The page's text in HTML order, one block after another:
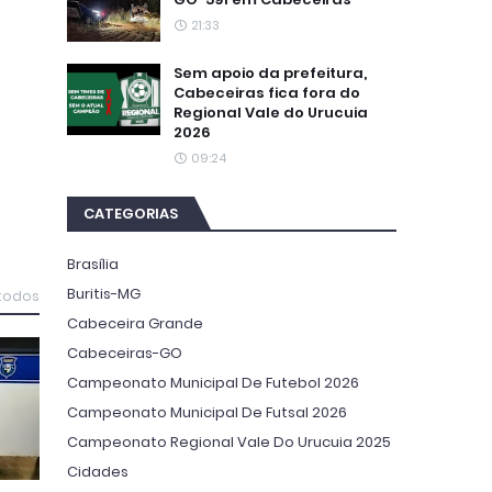
21:33
Sem apoio da prefeitura,
Cabeceiras fica fora do
Regional Vale do Urucuia
2026
09:24
CATEGORIAS
Brasília
Buritis-MG
Cabeceira Grande
Cabeceiras-GO
Campeonato Municipal De Futebol 2026
Campeonato Municipal De Futsal 2026
Campeonato Regional Vale Do Urucuia 2025
Cidades